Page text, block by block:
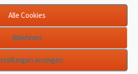
Alle Cookies
Ablehnen
anzeigen